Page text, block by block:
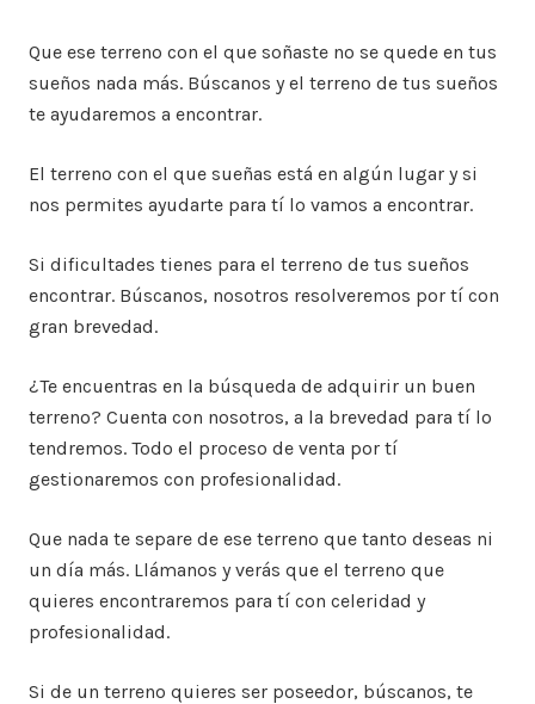
Que ese terreno con el que soñaste no se quede en tus
sueños nada más. Búscanos y el terreno de tus sueños
te ayudaremos a encontrar.
El terreno con el que sueñas está en algún lugar y si
nos permites ayudarte para tí lo vamos a encontrar.
Si dificultades tienes para el terreno de tus sueños
encontrar. Búscanos, nosotros resolveremos por tí con
gran brevedad.
¿Te encuentras en la búsqueda de adquirir un buen
terreno? Cuenta con nosotros, a la brevedad para tí lo
tendremos. Todo el proceso de venta por tí
gestionaremos con profesionalidad.
Que nada te separe de ese terreno que tanto deseas ni
un día más. Llámanos y verás que el terreno que
quieres encontraremos para tí con celeridad y
profesionalidad.
Si de un terreno quieres ser poseedor, búscanos, te